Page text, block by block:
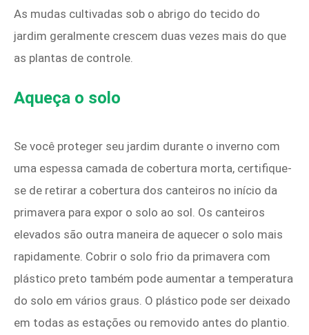
As mudas cultivadas sob o abrigo do tecido do
jardim geralmente crescem duas vezes mais do que
as plantas de controle.
Aqueça o solo
Se você proteger seu jardim durante o inverno com
uma espessa camada de cobertura morta, certifique-
se de retirar a cobertura dos canteiros no início da
primavera para expor o solo ao sol. Os canteiros
elevados são outra maneira de aquecer o solo mais
rapidamente. Cobrir o solo frio da primavera com
plástico preto também pode aumentar a temperatura
do solo em vários graus. O plástico pode ser deixado
em todas as estações ou removido antes do plantio.